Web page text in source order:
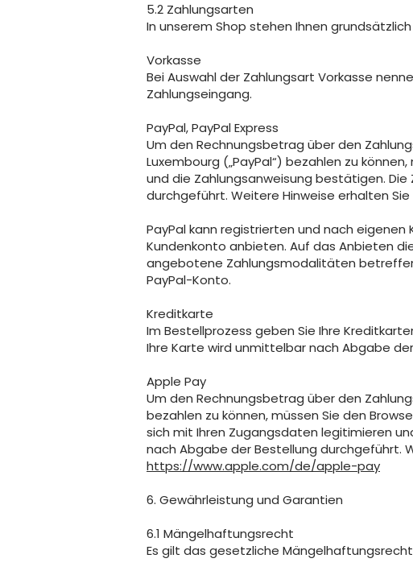
5.2 Zahlungsarten
In unserem Shop stehen Ihnen
Vorkasse
Bei Auswahl der Zahlungsart Vorkasse
Zahlungseingang.
PayPal, PayPal Express
Um den Rechnungsbetrag über den
Luxembourg („PayPal“) bezahlen zu
und die Zahlungsanweisung bestätigen.
durchgeführt. Weitere Hinweise erhalten
PayPal kann registrierten und nach
Kundenkonto anbieten. Auf das Anbieten
angebotene Zahlungsmodalitäten
PayPal-Konto.
Kreditkarte
Im Bestellprozess geben Sie Ihre
Ihre Karte wird unmittelbar nach Abgabe
Apple Pay
Um den Rechnungsbetrag über den
bezahlen zu können, müssen Sie den
sich mit Ihren Zugangsdaten legitimieren
nach Abgabe der Bestellung durchgeführt.
https://www.apple.com/de/apple-pay
6. Gewährleistung und Garantien
6.1 Mängelhaftungsrecht
Es gilt das gesetzliche